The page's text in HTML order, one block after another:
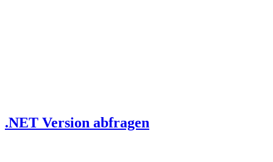
.NET Version abfragen